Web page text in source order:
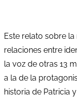
Este relato sobre
relaciones entre
la voz de otras 13
a la de la
historia de Patricia